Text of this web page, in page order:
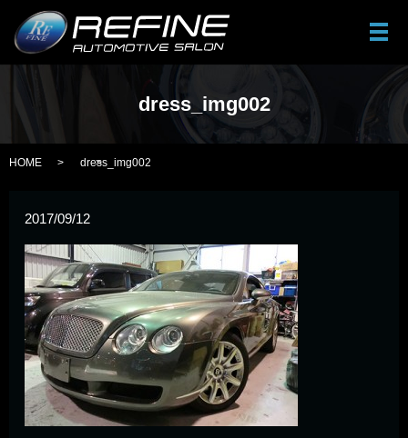
メ
dress_img002
HOME dress_img002
2017/09/12